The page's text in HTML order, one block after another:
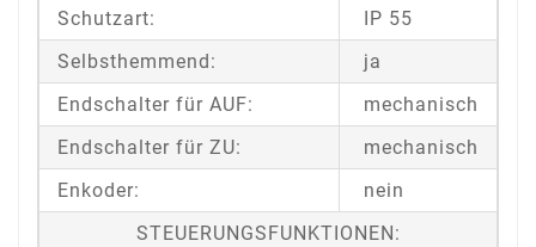
Schutzart:
IP 55
Selbsthemmend:
ja
Endschalter für AUF:
mechanisch
Endschalter für ZU:
mechanisch
Enkoder:
nein
STEUERUNGSFUNKTIONEN: